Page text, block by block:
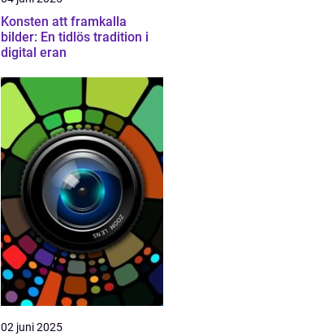
Konsten att framkalla
bilder: En tidlös tradition i
digital eran
02 juni 2025